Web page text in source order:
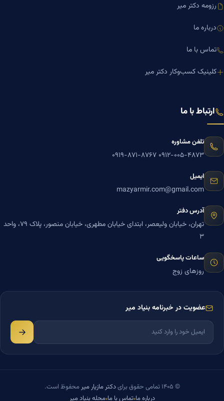
رزومه دکتر میر
درباره ما
تماس با ما
کلینیک کسب‌وکار دکتر میر
ارتباط با ما
تلفن مشاوره
۰۹۱۲-۰۰۵-۴۸۷۳ ۰۹۱۹-۸۷۱-۸۷۶۷
ایمیل
mazyarmir.com@gmail.com
آدرس دفتر
تهران، خیابان ولیعصر، ابتدای خیابان مطهری، خیابان منصور، پلاک ۷۹، واحد
۳
ساعات پاسخگویی
روزهای زوج
عضویت در خبرنامه بنیاد میر
© ۱۴۰۵ تمامی حقوق برای دکتر مازیار میرمحفوظ است.
درباره ما تماس با ما مجله بنیاد میر